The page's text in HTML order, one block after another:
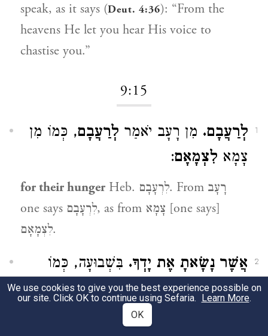
speak, as it says (Deut. 4:36): “From the
heavens He let you hear His voice to
chastise you.”
9:15
1 לְרַעֲבָם. מִן רָעָב יֹאמַר לְרַעֲבָם, כְּמוֹ מִן
צָמָא לִצְמָאָם:
for their hunger Heb. לִרְעָבָם. From רָעָב
one says לִרְעָבָם, as from צָמָא [one says]
לִצְמָאָם.
2 אֲשֶׁר נָשָׂאתָ אֶת יָדְךָ. בִּשְׁבוּעָה, כְּמוֹ
״אֲשֶׁר נָשָׂאתִי אֶת יָדִי לָתֵת אֹתָהּ״ (שמות
We use cookies to give you the best experience possible on
our site. Click OK to continue using Sefaria. Learn More.
OK